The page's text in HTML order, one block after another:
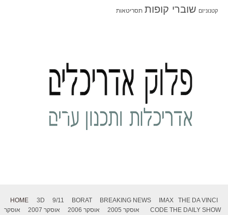
קטנוניזם שוברי קופות תסריטאות
HOME 3D 9/11 BORAT BREAKING NEWS IMAX
THE DA VINCI
CODE THE DAILY SHOW אוסקר 2005 אוסקר 2006 אוסקר 2007 אוסקר